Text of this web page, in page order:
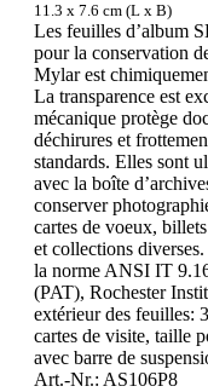
11.3 x 7.6 cm (L x B)
Les feuilles d’album
pour la conservation
Mylar est
La transparence est
mécanique protège
déchirures et
standards. Elles sont
avec la boîte
conserver
cartes de voeux,
et collections
la norme ANSI IT
(PAT), Rochester
extérieur des feuilles:
cartes de visite, taille
avec barre de
Art.-Nr.: AS106P8